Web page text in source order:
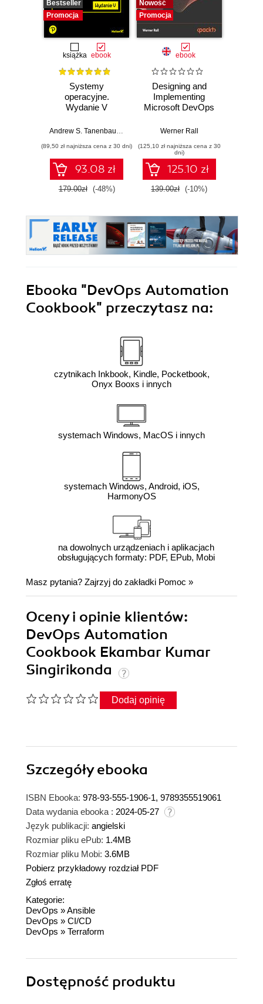
Bestseller
Promocja
książka ebook
Systemy
operacyjne.
Wydanie V
Andrew S. Tanenbaum, Herbert Bos
(89,50 zł najniższa cena z 30 dni)
93.08 zł
179.00zł (-48%)
Nowość
Promocja
ebook
Designing and
Implementing
Microsoft DevOps
Certification Guide.
DevOps expertise,
pass the AZ-400
with confidence,
and boost your
cloud career
Werner Rall
(125,10 zł najniższa cena z 30
dni)
125.10 zł
139.00zł (-10%)
Ebooka "DevOps Automation
Cookbook" przeczytasz na:
czytnikach Inkbook, Kindle, Pocketbook,
Onyx Booxs i innych
systemach Windows, MacOS i innych
systemach Windows, Android, iOS,
HarmonyOS
na dowolnych urządzeniach i aplikacjach
obsługujących formaty: PDF, EPub, Mobi
Masz pytania? Zajrzyj do zakładki Pomoc »
Oceny i opinie klientów:
DevOps Automation
Cookbook Ekambar Kumar
Singirikonda
Dodaj opinię
Szczegółyebooka
ISBN Ebooka: 978-93-555-1906-1, 9789355519061
Data wydania ebooka : 2024-05-27
Język publikacji: angielski
Rozmiar pliku ePub: 1.4MB
Rozmiar pliku Mobi: 3.6MB
Pobierz przykładowy rozdział PDF
Zgłoś erratę
Kategorie:
DevOps »Ansible
DevOps » CI/CD
DevOps » Terraform
Dostępność produktu